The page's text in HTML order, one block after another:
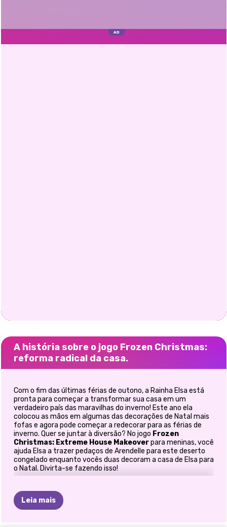
A história sobre o jogo Frozen Christmas:
reforma radical da casa.
Com o fim das últimas férias de outono, a Rainha Elsa está
pronta para começar a transformar sua casa em um
verdadeiro país das maravilhas do inverno! Este ano ela
colocou as mãos em algumas das decorações de Natal mais
fofas e agora pode começar a redecorar para as férias de
inverno. Quer se juntar à diversão? No jogo Frozen
Christmas: Extreme House Makeoverpara meninas, você
ajuda Elsa a trazer pedaços de Arendelle para este deserto
congelado enquanto vocês duas decoram a casa de Elsa para
o Natal. Divirta-se fazendo isso!
concordam meninas? Então vamos trabalhar, mas não antes
de ajudar a rainha Elsa a escolher sua roupa de inverno
aconchegante primeiro. No guarda-roupa de inverno de Elsa,
Leia mais